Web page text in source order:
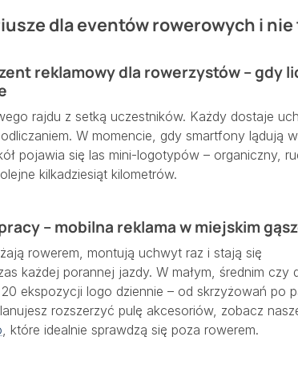
dla eventów rowerowych i
reklamowy dla rowerzystów – gdy
rajdu z setką uczestników. Każdy dostaje
W momencie, gdy smartfony lądują w
pojawia się las mini-logotypów – organiczny,
kilkadziesiąt kilometrów.
– mobilna reklama w miejskim
rowerem, montują uchwyt raz i stają się
każdej porannej jazdy. W małym, średnim czy
ekspozycji logo dziennie – od skrzyżowań po
rozszerzyć pulę akcesoriów, zobacz
, które idealnie sprawdzą się poza rowerem.